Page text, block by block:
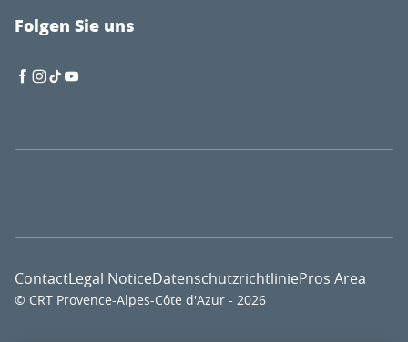
Folgen Sie uns
© CRT Provence-Alpes-Côte d'Azur - 2026
ContactLegal NoticeDatenschutzrichtliniePros Area